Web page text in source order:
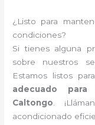
¿Listo para
condiciones?
Si tienes alguna
sobre nuestros
Estamos listos
adecuado
Caltongo .
acondicionado